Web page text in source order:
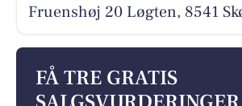
Fruenshøj 20 Løgten, 8541
FÅ TRE GRATIS